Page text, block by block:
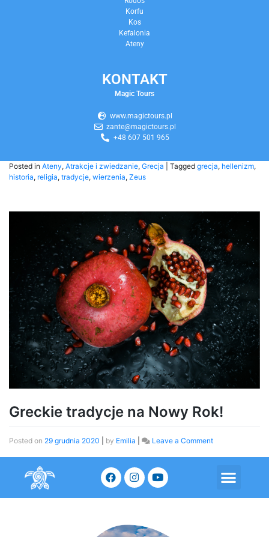
Korfu
Kos
Kefalonia
Ateny
KONTAKT
Magic Tours
www.magictours.pl
zante@magictours.pl
+48 607 501 965
Posted in Ateny, Atrakcje i zwiedzanie, Grecja Tagged grecja, hellenizm,
historia, religia, tradycje, wierzenia, Zeus
Greckie tradycje na Nowy Rok!
Posted on 29 grudnia 2020 by Emilia Leave a Comment